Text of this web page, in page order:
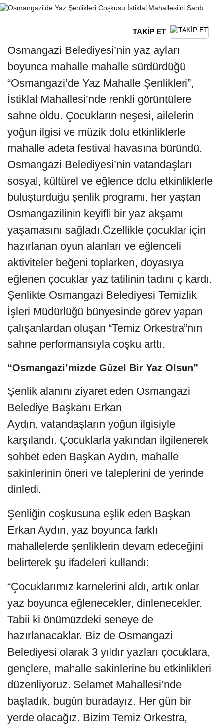
TAKİP ET
Osmangazi Belediyesi’nin yaz ayları
boyunca mahalle mahalle sürdürdüğü
“Osmangazi’de Yaz Mahalle Şenlikleri”,
İstiklal Mahallesi’nde renkli görüntülere
sahne oldu. Çocukların neşesi, ailelerin
yoğun ilgisi ve müzik dolu etkinliklerle
mahalle adeta festival havasına büründü.
Osmangazi Belediyesi’nin vatandaşları
sosyal, kültürel ve eğlence dolu etkinliklerle
buluşturduğu şenlik programı, her yaştan
Osmangazilinin keyifli bir yaz akşamı
yaşamasını sağladı.Özellikle çocuklar için
hazırlanan oyun alanları ve eğlenceli
aktiviteler beğeni toplarken, doyasıya
eğlenen çocuklar yaz tatilinin tadını çıkardı.
Şenlikte Osmangazi Belediyesi Temizlik
İşleri Müdürlüğü bünyesinde görev yapan
çalışanlardan oluşan “Temiz Orkestra”nın
sahne performansıyla coşku arttı.
“Osmangazi’mizde Güzel Bir Yaz Olsun”
Şenlik alanını ziyaret eden Osmangazi
Belediye Başkanı Erkan
Aydın, vatandaşların yoğun ilgisiyle
karşılandı. Çocuklarla yakından ilgilenerek
sohbet eden Başkan Aydın, mahalle
sakinlerinin öneri ve taleplerini de yerinde
dinledi.
Şenliğin coşkusuna eşlik eden Başkan
Erkan Aydın, yaz boyunca farklı
mahallelerde şenliklerin devam edeceğini
belirterek şu ifadeleri kullandı:
“Çocuklarımız karnelerini aldı, artık onlar
yaz boyunca eğlenecekler, dinlenecekler.
Tabii ki önümüzdeki seneye de
hazırlanacaklar. Biz de Osmangazi
Belediyesi olarak 3 yıldır yazları çocuklara,
gençlere, mahalle sakinlerine bu etkinlikleri
düzenliyoruz. Selamet Mahallesi’nde
başladık, bugün buradayız. Her gün bir
yerde olacağız. Bizim Temiz Orkestra,